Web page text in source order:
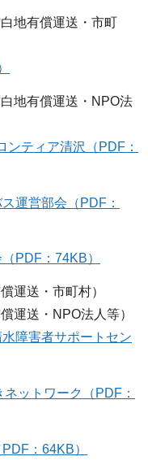
地有償運送・市町
地有償運送・NPO法
ティア清沢（PDF：
運営部会（PDF：
PDF：74KB）
運送・市町村）
運送・NPO法人等）
障害者サポートセン
ットワーク（PDF：
：64KB）